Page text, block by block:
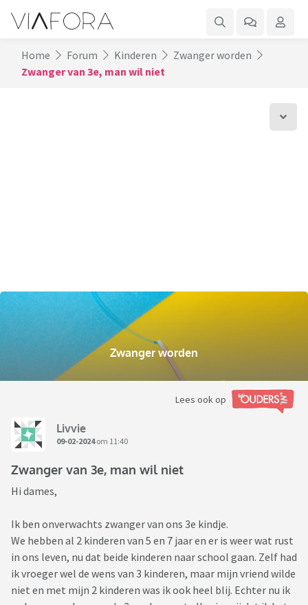
Home Forum Kinderen
Zwanger worden
Zwanger van 3e, man wil niet
Zwanger worden
Lees ook op
Livvie
09-02-2024om 11:40
Zwanger van 3e, man wil niet
Hi dames,
Ik ben onverwachts zwanger van ons 3e kindje.
We hebben al 2 kinderen van 5 en 7 jaar en er is weer wat rust
in ons leven, nu dat beide kinderen naar school gaan. Zelf had
ik vroeger wel de wens van 3 kinderen, maar mijn vriend wilde
niet en met mijn 2 kinderen was ik ook heel blij. Echter nu ik